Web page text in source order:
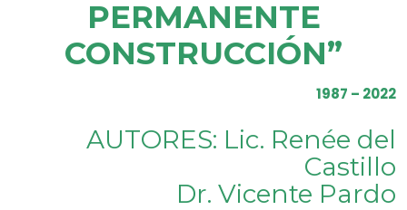
PERMANENTE
CONSTRUCCIÓN”
1987 – 2022
AUTORES: Lic. Renée del
Castillo
Dr. Vicente Pardo